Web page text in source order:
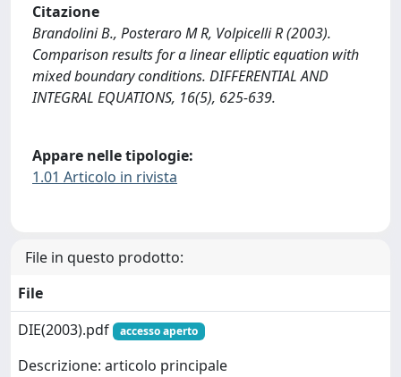
Citazione
Brandolini B., Posteraro M R, Volpicelli R (2003).
Comparison results for a linear elliptic equation with
mixed boundary conditions. DIFFERENTIAL AND
INTEGRAL EQUATIONS, 16(5), 625-639.
Appare nelle tipologie:
1.01 Articolo in rivista
File in questo prodotto:
File
DIE(2003).pdf
accesso aperto
Descrizione: articolo principale